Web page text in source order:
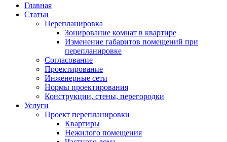
Главная
Статьи
Перепланировка
Зонирование комнат в квартире
Изменение габаритов помещений при
перепланировке
Согласование
Проектирование
Инженерные сети
Нормы проектирования
Конструкции, стены, перегородки
Услуги
Проект перепланировки
Квартиры
Нежилого помещения